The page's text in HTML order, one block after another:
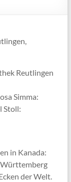
Reutlingen
Simma:
Stoll:
in Kanada:
Württemberg
der Welt.